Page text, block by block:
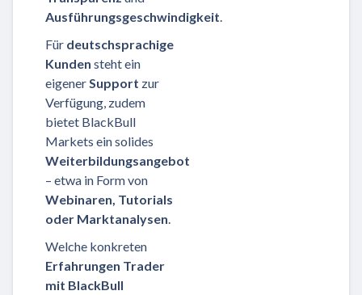
Ausführungsgeschwindigkeit
Für deutschsprachige
Kunden steht ein
eigener Support zur
Verfügung, zudem
bietet BlackBull
Markets ein solides
Weiterbildungsangebot
– etwa in Form von
Webinaren, Tutorials
oder Marktanalysen
Welche konkreten
Erfahrungen Trader
mit BlackBull